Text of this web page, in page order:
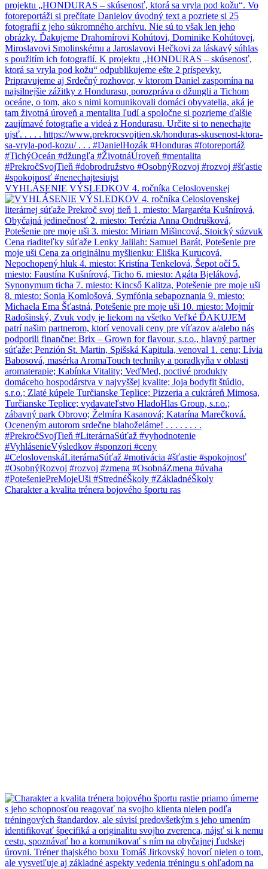
VYHLÁSENIE VÝSLEDKOV 4. ročníka Celoslovenskej
Charakter a kvalita trénera bojového športu ras